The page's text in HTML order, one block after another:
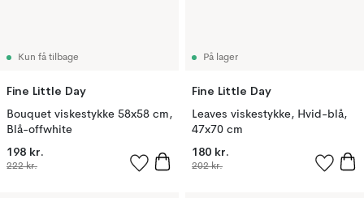
Kun få tilbage
Fine Little Day
Bouquet viskestykke 58x58 cm,
Blå-offwhite
198 kr.
222 kr.
På lager
Fine Little Day
Leaves viskestykke, Hvid-blå,
47x70 cm
180 kr.
202 kr.